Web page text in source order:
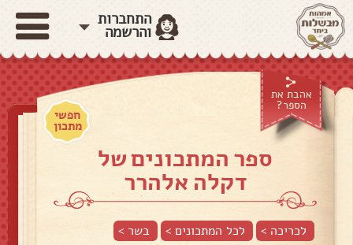
התחברות
והרשמה
אהבת את
הספר?
חפשי
מתכון
ספר המתכונים של
דקלה אלהרר
לכריכה > לכל המתכונים > בשר >